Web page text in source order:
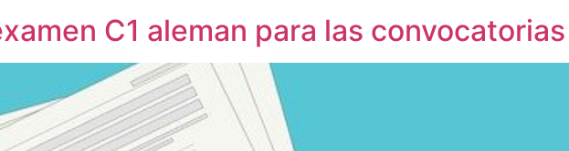
C1 aleman para las